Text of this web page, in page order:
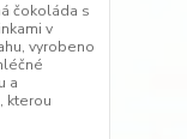
čokoláda s
v
vyrobeno
a
kterou